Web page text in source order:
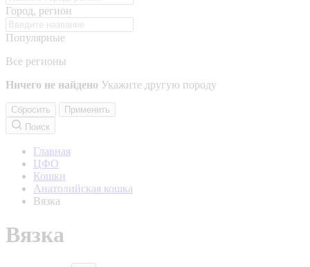
Город, регион
Популярные
Все регионы
Ничего не найдено Укажите другую породу
Сбросить
Применить
Поиск
Главная
ЦФО
Кошки
Анатолийская кошка
Вязка
Вязка